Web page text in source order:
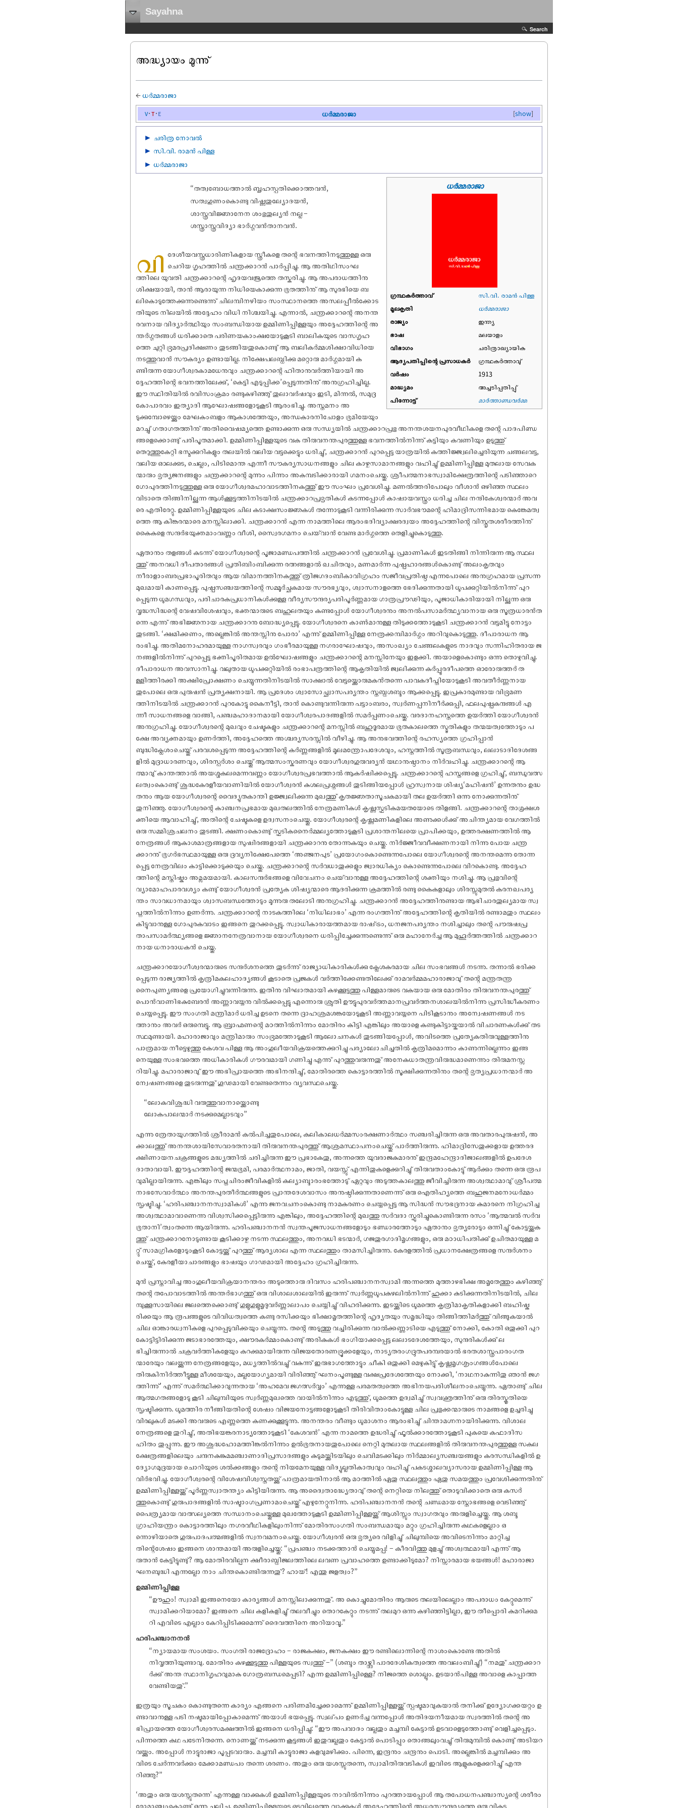
Sayahna
Search
അദ്ധ്യായം മൂന്നു്
←ധർമ്മരാജാ
[show]
v t e ധർമ്മരാജാ
► ചരിത്ര നോവൽ
► സി.വി. രാമൻ പിള്ള
► ധർമ്മരാജാ
ധർമ്മരാജാ
ഗ്രന്ഥകർത്താവ്
സി.വി. രാമൻ പിള്ള
മൂലകൃതി
ധർമ്മരാജാ
രാജ്യം
ഇന്ത്യ
ഭാഷ
മലയാളം
വിഭാഗം
ചരിത്രാഖ്യായിക
ആദ്യപതിപ്പിന്റെ പ്രസാധകര്‍
ഗ്രന്ഥകർത്താവു്
വര്‍ഷം
1913
മാദ്ധ്യമം
അച്ചടിപ്പതിപ്പു്
പിന്നോട്ട്
മാർത്താണ്ഡവർമ്മ
“തത്വബോധത്താൽ ബൃഹസ്പതിക്കൊത്തവൻ,
സത്വഗുണംകൊണ്ടു വിഷ്ണുതുല്യോദയൻ,
ശാസ്ത്രവിജ്ഞാനേന ശംഭുതുല്യൻ നല്ല –
ശസ്ത്രാസ്ത്രവിദ്യാ ഭാർഗ്ഗവൻതാനവൻ.
വി ദേശീയവസ്ത്രധാരിണികളായ സ്ത്രീകളെ തന്റെ ഭവനത്തിനടുത്തുള്ള ഒരു
ചെറിയ ഗൃഹത്തിൽ ചന്ത്രക്കാറൻ പാർപ്പിച്ചു. ആ അതിഥിസംഘ
ത്തിലെ യുവതി ചന്ത്രക്കാറന്റെ ഹൃദയവജ്രത്തെ തസ്കരിച്ചു. ആ അപരാധത്തിനു
ശിക്ഷയായി, താൻ ആരായുന്ന നിധിയെകാക്കുന്ന ഭൂതത്തിനു് ആ സുരഭിയെ ബ
ലികൊടുത്തേക്കുന്നുണ്ടെന്നു് ചിലമ്പിനഴിയം സംസ്ഥാനത്തെ അസലപ്പീൽക്കോട
തിയുടെ നിലയിൽ അദ്ദേഹം വിധി നിശ്ചയിച്ചു. എന്നാൽ, ചന്ത്രക്കാറന്റെ അനന്ത
രവനായ വിദ്യാർത്ഥിയും സംബന്ധിയായ ഉമ്മിണിപ്പിള്ളയും അദ്ദേഹത്തിന്റെ അ
ന്തർഗ്ഗതങ്ങൾ ധരിക്കാതെ പരിണയകാംക്ഷയോടുകൂടി ബാലികയുടെ വാസഗൃഹ
ത്തെ ചുറ്റി ഭ്രമരപ്രദിക്ഷണം തുടങ്ങിയതുകൊണ്ടു് ആ ബലികർമ്മശിക്ഷാവിധിയെ
നടത്തുവാൻ സൗകര്യം ഉണ്ടായില്ല. നിക്ഷേപലബ്ധിക്കു മറ്റൊരു മാർഗ്ഗമായി ക
ണ്ടിരുന്ന യോഗീശ്വരകാമധേനുവും ചന്ത്രക്കാറന്റെ ഹിതാനുവർത്തിയായി അ
ദ്ദേഹത്തിന്റെ ഭവനത്തിലേക്കു്, ‘കെട്ടി എടുപ്പിക്ക’പ്പെടുന്നതിനു് അനുഗ്രഹിച്ചില്ല.
ഈ സ്ഥിതിയിൽ രവിസംക്രമം രണ്ടുകഴിഞ്ഞു് തുലാവർഷവും ഇടി, മിന്നൽ, സമുദ്ര
കോപാരവം ഇത്യാദി ആഘോഷങ്ങളോടുകൂടി ആരംഭിച്ചു. അസ്തമനം അ
ടുക്കുമ്പോഴെയ്ക്കും മേഘകംബളം ആകാശത്തേയും, അന്ധകാരനിചോളം ഭൂമിയേയും
മറച്ചു് ഗതാഗതത്തിനു് അതിവൈഷമ്യത്തെ ഉണ്ടാക്കുന്ന ഒരു സന്ധ്യയിൽ ചന്ത്രക്കാറപ്രഭു അനന്തശയനപുരവീഥികളെ തന്റെ പാദപിണ്ഡ
ങ്ങളെക്കൊണ്ടു് പരിപൂതമാക്കി. ഉമ്മിണിപ്പിള്ളയുടെ വക തിരുവനന്തപുരത്തുള്ള ഭവനത്തിൽനിന്നു് കട്ടിയും കവണിയും ഉടുത്തു്
തെറുത്തുകേറ്റി ഭസ്മക്കുറികളും തലയിൽ വലിയ വട്ടക്കെട്ടും ധരിച്ചു്, ചന്ത്രക്കാറൻ പുറപ്പെട്ട യാത്രയിൽ കത്തിജ്ജ്വലിച്ചെരിയുന്ന ചങ്ങലവട്ട,
വലിയ ഓലക്കുട, ചെല്ലം, പിടിമൊന്ത എന്നീ സൗകര്യസാധനങ്ങളും ചില കാഴ്ചസാമാനങ്ങളും വഹിച്ചു് ഉമ്മിണിപ്പിള്ള മുതലായ സേവക
ന്മാരും ഭൃത്യജനങ്ങളും ചന്ത്രക്കാറന്റെ മുന്നും പിന്നും അകമ്പടിക്കാരായി ഗമനംചെയ്തു. ശ്രീപത്മനാഭസ്വാമിക്ഷേത്രത്തിന്റെ പടിഞ്ഞാറെ
ഗോപുരത്തിനടുത്തുള്ള ഒരു യോഗീശ്വരമഹാവാടത്തിനകത്തു് ഈ സംഘം പ്രവേശിച്ചു. മണൽത്തരിപോലും വീശാൻ ഒഴിഞ്ഞ സ്ഥലം
വിടാതെ തിങ്ങിനില്ക്കുന്ന ആൾക്കൂട്ടത്തിനിടയിൽ ചന്ത്രക്കാറപ്രഭൃതികൾ കടന്നപ്പോൾ കാഷായവസ്ത്രം ധരിച്ച ചില നന്ദികേശ്വരന്മാർ അവ
രെ എതിരേറ്റു. ഉമ്മിണിപ്പിള്ളയുടെ ചില കടാക്ഷസംജ്ഞകൾ തന്നോടുകൂടി വന്നിരിക്കുന്ന സാർവഭൗമന്റെ ഹിമാദ്രിസന്നിഭമായ കെങ്കേമത്വ
ത്തെ ആ കിങ്കരന്മാരെ മനസ്സിലാക്കി. ചന്ത്രക്കാറൻ എന്ന നാമത്തിലെ ആരംഭദിവ്യാക്ഷരദ്വയം അദ്ദേഹത്തിന്റെ വിസ്തൃതശരീരത്തിനു്
കൈകളെ സന്ദർഭയുക്തമാംവണ്ണം വീശി, സ്വൈരഗമനം ചെയ്‌വാൻ വേണ്ട മാർഗ്ഗത്തെ തെളിച്ചുകൊടുത്തു.
ഏതാനും തളങ്ങൾ കടന്നു് യോഗീശ്വരന്റെ പൂജാമണ്ഡപത്തിൽ ചന്ത്രക്കാറൻ പ്രവേശിച്ചു. പ്രമാണികൾ ഇടതിങ്ങി നിന്നിരുന്ന ആ സ്ഥല
ത്തു് അനവധി ദീപതാരങ്ങൾ പ്രതിബിംബിക്കുന്ന രത്നങ്ങളാൽ ഖചിതവും, മണമാർന്ന പുഷ്പഹാരങ്ങൾകൊണ്ടു് അലംകൃതവും
നീരാളാംബരപ്രഭാപൂരിതവും ആയ വിമാനത്തിനകത്തു് ത്രിജഗദംബികാവിഗ്രഹം സജീവപ്രതിഷ്ഠ എന്നപോലെ അനുഗ്രഹമായ പ്രസന്ന
മുഖമായി കാണപ്പെട്ടു. പുഷ്പസഞ്ചയത്തിന്റെ സമ്മൂർച്ഛകമായ സൗരഭ്യവും, ശ്വാസനാളത്തെ ഭേദിക്കുന്നതായി ധൂപക്കുറ്റിയിൽനിന്നു് പുറ
പ്പെടുന്ന ധൂമഗന്ധവും, പരിചാരകപ്രധാനികൾക്കുള്ള വീര്യസൗന്ദര്യപരിപൂർണ്ണമായ ഗാത്രപ്രൗഢിയും, പൂജാധികാരിയായി നില്ക്കുന്ന ഒരു
വൃദ്ധസിദ്ധന്റെ വേഷവിശേഷവും, ഭക്തന്മാരുടെ ബഹുലതയും കണ്ടപ്പോൾ യോഗീശ്വരനും അനൽപസാമർത്ഥ്യവാനായ ഒരു സൂത്രധാരൻത
ന്നെ എന്നു് അഭിജ്ഞനായ ചന്ത്രക്കാറനു ബോദ്ധ്യപ്പെട്ടു. യോഗീശ്വരനെ കാൺമാനുള്ള തിടുക്കത്തോടുകൂടി ചന്ത്രക്കാറൻ വട്ടമിട്ടു നോട്ടം
തുടങ്ങി. ‘ക്ഷമിക്കണം, അല്ലെങ്കിൽ അന്തസ്സിനു പോരാ’ എന്നു് ഉമ്മിണിപ്പിള്ള നേത്രക്കമ്പിമാർഗ്ഗം അറിവുകൊടുത്തു. ദീപാരാധന ആ
രംഭിച്ചു. അതിമനോഹരമായുള്ള നാഗസ്വരവും ഗംഭീരമായുള്ള നഗരാഘോഷവും, അസംഖ്യം ചേങ്ങലകളുടെ നാദവും സന്നിഹിതരായ ജ
നങ്ങളിൽനിന്നു് പുറപ്പെട്ട ഭക്തിപൂരിതമായ ഉൽഘോഷങ്ങളും ചന്ത്രക്കാറന്റെ മനസ്സിനേയും ഇളക്കി. അയാളെകൊണ്ടും ഒന്നു തൊഴുവിച്ചു.
ദീപാരാധന അവസാനിച്ചു. വലുതായ ധൂപക്കുറ്റിയിൽ രംഭാപത്രത്തിന്റെ ആകൃതിയിൽ ജ്വലിക്കുന്ന കർപ്പൂരദീപത്തെ ഓരോരുത്തർ ത
ള്ളിത്തിരക്കി അക്ഷിപ്രോക്ഷണം ചെയ്യുന്നതിനിടയിൽ സാക്ഷാൽ വേട്ടയ്ക്കൊരുമകൻതന്നെ പാവകദീപ്തിയോടുകൂടി അവതീർണ്ണനായ
തുപോലെ ഒരു പുരുഷൻ പ്രത്യക്ഷനായി. ആ പ്രദേശം ശ്വാസോച്ഛ്വാസപര്യന്തം സ്തബ്ധശബ്ദം ആക്കപ്പെട്ടു. ഇപ്രകാരമുണ്ടായ വിഭ്രമണ
ത്തിനിടയിൽ ചന്ത്രക്കാറൻ പുറകോട്ടു കൈനീട്ടി, താൻ കൊണ്ടുവന്നിരുന്ന പട്ടാംബരം, സ്വർണപ്പനിനീർക്കുപ്പി, ഫലപുഷ്പകന്ദങ്ങൾ എ
ന്നീ സാധനങ്ങളെ വാങ്ങി, പഞ്ചമഹാദാനമായി യോഗീശ്വരപാദങ്ങളിൽ സമർപ്പണംചെയ്തു. വരദാനഹസ്തത്തെ ഉയർത്തി യോഗീശ്വരൻ
അനുഗ്രഹിച്ചു. യോഗീശ്വരന്റെ മുഖവും ചേഷ്ടകളും ചന്ത്രക്കാറന്റെ മനസ്സിൽ ബഹുദൂരമായ ഭൂതകാലത്തെ സ്മൃതികളും തന്മയത്വത്തോടും പ
ക്ഷേ അവ്യക്തമായും ഉണർത്തി, അദ്ദേഹത്തെ അശ്ചര്യസരസ്സിൽ വീഴിച്ചു. ആ അനുഭവത്തിന്റെ രഹസ്യത്തെ ഗ്രഹിപ്പാൻ
ബുദ്ധിക്ലേശംചെയ്തു് പരവശപ്പെടുന്ന അദ്ദേഹത്തിന്റെ കർണ്ണങ്ങളിൽ മൂലമന്ത്രോപദേശവും, ഹസ്തത്തിൽ സൂത്രബന്ധവും, ലലാടാദിദേശങ്ങ
ളിൽ മുദ്രാധാരണവും, ശിരസ്പർശം ചെയ്തു് ആത്മസംസ്കരണവും യോഗീശ്വരഗുരുവര്യൻ യഥാനുഷ്ഠാനം നിർവഹിച്ചു. ചന്ത്രക്കാറന്റെ ആ
ത്മാവു് കാന്തത്താൽ അയശ്ശകലമെന്നവണ്ണം യോഗീശ്വരപ്രഭവത്താൽ ആകർഷിക്കപ്പെട്ടു. ചന്ത്രക്കാറന്റെ ഹസ്തങ്ങളെ ഗ്രഹിച്ചു്, ബന്ധുവത്സ
ലത്വംകൊണ്ടു് ശുദ്ധകേരളീയവാണിയിൽ യോഗീശ്വരൻ കുശലപ്രശ്നങ്ങൾ തുടിങ്ങിയപ്പോൾ ഹ്രസ്വനായ ശിഷ്യ‘മഹിഷൻ’ ഉന്നതനും ഉദ്ധ
തനും ആയ യോഗീശ്വരന്റെ വൈദ്യുതകാന്തി ഉജ്ജ്വലിക്കുന്ന മുഖത്തു് കൃതജ്ഞതാസൂചകമായി തല ഉയർത്തി ഒന്നു നോക്കുന്നതിനു്
തുനിഞ്ഞു. യോഗീശ്വരന്റെ കാഞ്ചനപ്രഭമായ മുഖതലത്തിൽ നേത്രമണികൾ കൃഷ്ണസ്ഫടികമയതയോടെ തിളങ്ങി. ചന്ത്രക്കാറന്റെ താമ്രക്ഷശ
ക്തിയെ ആവാഹിച്ചു്, അതിന്റെ ചേഷ്ടകളെ ഉദ്വസനംചെയ്തു. യോഗീശ്വരന്റെ കൃഷ്ണമണികളിലെ അണുക്കൾക്കു് അചിന്ത്യമായ വേഗത്തിൽ
ഒരു സമ്മിശ്രചലനം തുടങ്ങി. ക്ഷണംകൊണ്ടു് സ്ഫടികനൈർമ്മല്യത്തോടുകൂടി പ്രശാന്തനിലയെ പ്രാപിക്കയും, ഉത്തരക്ഷണത്തിൽ ആ
നേത്രങ്ങൾ ആകാശമാത്രങ്ങളായ സുഷിരങ്ങളായി ചന്ത്രക്കാറനു തോന്നുകയും ചെയ്തു. നിർജ്ജീവവീക്ഷണനായി നിന്നു പോയ ചന്ത്ര
ക്കാറനു് ഭൂഗർഭസ്ഥമായുള്ള ഒരു ദ്രവ്യനിക്ഷേപേത്തെ ‘അഞ്ജനപുട’ പ്രയോഗംകൊണ്ടെന്നപോലെ യോഗീശ്വരന്റെ അനന്തമെന്നു തോന്ന
പ്പെട്ട നേത്രവിലം കാട്ടിക്കൊടുക്കയും ചെയ്തു. ചന്ത്രക്കാറന്റെ സർവധാതുക്കളും ജ്വാരധിക്യം കൊണ്ടെന്നപോലെ വിറകൊണ്ടു. അദ്ദേഹ
ത്തിന്റെ മസ്തിഷ്കം അമ്ലമയമായി. കാലസന്ദർഭങ്ങളെ വിവേചനം ചെയ്‌വാനുള്ള അദ്ദേഹത്തിന്റെ ശക്തിയും നശിച്ചു. ആ പ്രഭുവിന്റെ
വ്യാമോഹപാരവശ്യം കണ്ടു് യോഗീശ്വരൻ പ്രത്യേക ശിഷ്യന്മാരെ ആദരിക്കുന്ന ക്രമത്തിൽ രണ്ടു കൈകളാലും ശിരസ്സുമുതൽ കരനഖപര്യ
ന്തം സാവധാനമായും ശ്വാസബന്ധത്തോടും മൂന്നുരു തലോടി അനുഗ്രഹിച്ചു. ചന്ത്രക്കാറൻ അദ്ദേഹത്തിനുണ്ടായ ആഭിചാരതുല്യമായ സ്വ
പ്നത്തിൽനിന്നും ഉണർന്നു. ചന്ത്രക്കാറന്റെ നാടകത്തിലെ ‘നിധിലാഭം’ എന്ന രംഗത്തിനു് അദ്ദേഹത്തിന്റെ കൃതിയിൽ രണ്ടാമതും സ്ഥലം
കിട്ടുവാനുള്ള ഗോപുരകവാടം ഇങ്ങനെ തുറക്കപ്പെട്ടു. സ്വാധികാരായത്തമായ രാഷ്ട്രം, ധനജനപര്യന്തം നശിച്ചാലും തന്റെ പൗരുഷപ്ര
താപസാമർത്ഥ്യങ്ങളെ ജ്ഞാനനേത്രവാനായ യോഗീശ്വരനെ ധരിപ്പിച്ചേക്കുന്നുണ്ടെന്നു് ഒരു മഹാനേർച്ച ആ മുഹൂർത്തത്തിൽ ചന്ത്രക്കാറ
നായ ധനാരാധകൻ ചെയ്തു.
ചന്ത്രക്കാറയോഗീശ്വരന്മാരുടെ സന്ദർശനത്തെ തുടർന്നു് രാജ്യാധികാരികൾക്കു ക്ലേശകരമായ ചില സംഭവങ്ങൾ നടന്നു. തന്നാൽ ഭരിക്ക
പ്പെടുന്ന രാജ്യത്തിൽ കൃത്രിമകലഹാദ്യങ്ങൾ കൂടാതെ പ്രജകൾ വർത്തിക്കേണ്ടതിലേക്കു് രാമവർമ്മമഹാരാജാവു് തന്റെ മന്ത്രതന്ത്ര
നൈപുണ്യങ്ങളെ പ്രയോഗിച്ചുവന്നിരുന്നു. ഇതിനു വിഘാതമായി കഴക്കൂട്ടത്തു പിള്ളമാരുടെ വകയായ ഒരു മോതിരം തിരുവനന്തപുരത്തു്
പൊൻവാണിഭകുബേരൻ അണ്ണാവയ്യനു വിൽക്കപ്പെട്ടു എന്നൊരു ശ്രുതി ഊട്ടുപുരവർത്തമാനപ്രവർത്തനശാലയിൽനിന്നു പ്രസിദ്ധീകരണം
ചെയ്യപ്പെട്ടു. ഈ സംഗതി മന്ത്രിമാർ ധരിച്ച ഉടനെ തന്നെ ദ്രാഹശ്രമശങ്കയോടുകൂടി അണ്ണാവയ്യനെ പിടികൂടാനും അന്വേഷണങ്ങൾ നട
ത്താനും അവർ ഒരുമ്പെട്ടു. ആ ബ്രാഹ്മണന്റെ മഠത്തിൽനിന്നും മോതിരം കിട്ടി എങ്കിലും അയാളെ കണ്ടുകിട്ടായ്കയാൽ വിചാരണകൾക്കു് തട
സ്ഥമുണ്ടായി. മഹാരാജാവും മന്ത്രിമാരും സംഭ്രമത്തോടുകൂടി ആലോചനകൾ തുടങ്ങിയപ്പോൾ, അവിടത്തെ പ്രത്യേകതിരുവുള്ളത്തിനു
പാത്രമായ നീട്ടെഴുത്തു കേശവ പിള്ള ആ അംഗുലീയവിക്രയത്തെക്കുറിച്ചു പര്യാലോചിച്ചതിൽ കൃത്രിമമൊന്നും കാണുന്നില്ലെന്നും ഇങ്ങ
നെയുള്ള സംഭവത്തെ അധികാരികൾ ഗൗരവമായി ഗണിച്ചു എന്നു് പുറത്തുവരുന്നതു് അനേകധാതന്ത്രവിരുദ്ധമാണെന്നും തിരുമനസ്സ
റിയിച്ചു. മഹാരാജാവു് ഈ അഭിപ്രായത്തെ അഭിനന്ദിച്ചു്, മോതിരത്തെ കൊട്ടാരത്തിൽ സൂക്ഷിക്കുന്നതിനും തന്റെ ഭൃത്യപ്രധാനന്മാർ അ
ന്വേഷണങ്ങളെ തുടരുന്നതു് ഗൂഢമായി വേണ്ടതെന്നും വ്യവസ്ഥചെയ്തു.
“ലോകവിശുദ്ധി വരുത്തുവാനായ്ക്കൊണ്ടു
ലോകപാലന്മാർ നടക്കുമെല്ലാടവും”
എന്നു ത്രേതായുഗത്തിൽ ശ്രീരാമൻ കൽപിച്ചതുപോലെ, കലികാലധർമ്മസംരക്ഷണാർത്ഥം സഞ്ചരിച്ചിരുന്ന ഒരു അവതാരപുരുഷൻ, അ
ക്കാലത്തു് അനന്തശായിസേവാരതനായി തിരുവനന്തപുരത്തു് ആശ്രമസ്ഥാപനംചെയ്തു് പാർത്തിരുന്നു. ഹിമാദ്രിസേതുക്കളായ ഉത്തരദ
ക്ഷിണായനചക്രങ്ങളുടെ മദ്ധ്യത്തിൽ ചരിച്ചിരുന്ന ഈ പ്രഭാകേതു, അന്നത്തെ യുവരാജകുമാരനു് ഇന്ദ്രമഹേന്ദ്രാദിജാലങ്ങളിൽ ഉപദേശ
ദാതാവായി. ഈദ്ദഹത്തിന്റെ ജന്മഭൂമി, പരമാർത്ഥനാമം, ജാതി, വയസ്സു് എന്നിതുകളെക്കുറിച്ചു് തിരുവതാംകോട്ടു് ആർക്കും തന്നെ ഒരു രൂപ
വുമില്ലായിരുന്നു. എങ്കിലും സപ്തചിരംജീവികളിൽ കല്യാബ്ദാരംഭത്തോടു് ഏറ്റവും അടുത്തകാലത്തു ജീവിച്ചിരുന്ന അശ്വത്ഥാമാവു് ശ്രീപത്മ
നാഭസേവാർത്ഥം അനന്തപുരതീർത്ഥങ്ങളുടെ പ്രാന്തദേശവാസം അനുഷ്ഠിക്കുന്നതാണെന്നു് ഒരു ഐതിഹ്യത്തെ ബഹുജനമനോധർമ്മം
സൃഷ്ടിച്ചു. ‘ഹരിപഞ്ചാനനസ്വാമികൾ’ എന്നു ജനവചനംകൊണ്ടു നാമകരണം ചെയ്യപ്പെട്ട ആ സിദ്ധൻ സൗഭദ്രനായ കുമാരനെ നിഗ്രഹിച്ച
അശ്വത്ഥാമാവാണെന്നു വിശ്വസിക്കപ്പെട്ടിരുന്നു എങ്കിലും, അദ്ദേഹത്തിന്റെ മുഖത്തു സർവദാ സ്ഫുരിച്ചുകൊണ്ടിരുന്ന രസം ‘ആത്മവൽ സർവ
ഭൂതാനി’ത്വംതന്നെ ആയിരുന്നു. ഹരിപഞ്ചാനനൻ സ്വന്തപൂജസാധനങ്ങളോടും ഭണ്ഡാരത്തോടും ഏതാനും ഭൃത്യരോടും ഒന്നിച്ചു് കോട്ടയ്ക്കക
ത്തു് ചന്ത്രക്കാറനോടുണ്ടായ കൂടിക്കാഴ്ച നടന്ന സ്ഥലത്തും, അനവധി ഭടന്മാർ, ഗജതുരഗാദിമൃഗങ്ങളും, ഒരു മഠാധിപതിക്കു് ഉചിതമായുള്ള മ
റ്റു് സാമഗ്രികളോടുംകൂടി കോട്ടയ്ക്കു് പുറത്തു് ആര്യശാല എന്ന സ്ഥലത്തും താമസിച്ചിരുന്നു. കേരളത്തിൽ പ്രധാനക്ഷേത്രങ്ങളെ സന്ദർശനം
ചെയ്തു്, കേരളീയാചാരങ്ങളും ഭാഷയും ഗാഢമായി അദ്ദേഹം ഗ്രഹിച്ചിരുന്നു.
മുൻ പ്രസ്താവിച്ച അംഗുലീയവിക്രയാനന്തരം അടുത്തൊരു ദിവസം ഹരിപഞ്ചാനനസ്വാമി അന്നത്തെ മുത്താഴഭിക്ഷ അമൃതേത്തും കഴിഞ്ഞു്
തന്റെ തപോവാടത്തിൽ അന്തർഭാഗത്തു് ഒരു വിശാലശാലയിൽ ഇരുന്നു് സ്വർണ്ണധൂപകുഴലിൽനിന്നു് ഹുക്കാ കുടിക്കുന്നതിനിടയിൽ, ചില
മ്പുക്കൂസായിലെ ജലത്തെക്കൊണ്ടു് ഗുളുഗുളുമൃദുവർണ്ണാലാപം ചെയ്യിച്ചു് വിഹരിക്കുന്നു. ഇടയ്ക്കിടെ ധൂമത്തെ കൃത്രിമാകൃതികളാക്കി ബഹിഷ്ക
രിക്കയും ആ രൂപങ്ങളുടെ വിവിധത്വത്തെ കണ്ടു രസിക്കയും ഭിക്ഷാമൃതത്തിന്റെ ഹൃദ്യതയും സമൃദ്ധിയും തിങ്ങിത്തിമർത്തു് വിങ്ങുകയാൽ
ചില ഓങ്കാരധ്വനികളെ പുറപ്പെടുവിക്കയും ചെയ്യുന്നു. തന്റെ അടുത്തു വച്ചിരിക്കുന്ന വാൽക്കണ്ണാടിയെ എടുത്തു് നോക്കി, കോതി ഒതുക്കി പുറ
കോട്ടിട്ടിരിക്കുന്ന ജടാഭാരത്തേയും, ക്ഷൗരകർമ്മംകൊണ്ടു് അരികുകൾ ഭംഗിയാക്കപ്പെട്ട ലലാടദേശത്തേയും, സുന്ദരികൾക്കു് ല
ഭിച്ചിരുന്നാൽ ചക്രവർത്തികളേയും കറക്കുമായിരുന്ന വിജയതോരണഭ്രൂക്കളേയും, നാട്യതരംഗദ്രുതപരമ്പരയാൽ ഭരതശാസ്ത്രപാരംഗത
ന്മാരേയും വലയ്ക്കുന്ന നേത്രങ്ങളേയും, മധ്യത്തിൽവച്ചു് വകുന്നു് ഇരുഭാഗത്തോട്ടും ചീകി ഒതുക്കി മെഴുകിട്ടു് കൃഷ്ണമൃഗശൃംഗങ്ങൾപോലെ
തിരുകിനിർത്തീട്ടുള്ള മീശയേയും, മല്ലയോഗ്യമായി വിരിഞ്ഞു് ഘനംപൂണ്ടുള്ള വക്ഷപ്രദേശത്തേയും നോക്കി, ‘നാഥനാകുന്നിതു ഞാൻ ജഗ
ത്തിന്നു്’ എന്നു് സമർത്ഥിക്കാവുന്നതായ ‘അഹമേവ ജഗത്സർവ്വം’ എന്നുള്ള പരമതത്വത്തെ അഭിനയപരിശീലനംചെയ്യുന്നു. ഏതാണ്ടു് ചില
ആത്മഗതങ്ങളോടു കൂടി ചിലുമ്പിയുടെ സ്വർണ്ണമുഖത്തെ വായിൽനിന്നും എടുത്തു്, ധൂമത്തെ ഉദ്വമിച്ചു് സ്വവക്ത്രത്തിനു് ഒരു തിരസ്കൃതിയെ
സൃഷ്ടിക്കുന്നു. ധൂമത്തിര നീങ്ങിയതിന്റെ ശേഷം വിജയനോട്ടങ്ങളോടുകൂടി തിരിവിതാംകോട്ടുള്ള ചില പ്രഭുക്കന്മാരുടെ നാമങ്ങളെ ഉച്ചരിച്ചു
വിരലുകൾ മടക്കി അവരുടെ എണ്ണത്തെ കണക്കുക്കൂട്ടുന്നു. അനന്തരം വീണ്ടും ധൂമാശനം ആരംഭിച്ചു് ചിന്താമഗ്നനായിരിക്കുന്നു. വിശാല
നേത്രങ്ങളെ തുറിച്ചു്, അതിഭയങ്കരനാട്യത്തോടുകൂടി ‘കേശവൻ’ എന്ന നാമത്തെ ഉദ്ധരിച്ചു് ഫൂൽക്കാരത്തോടുകൂടി പുകയെ കഫാദിസ
ഹിതം തുപ്പുന്നു. ഈ അശുദ്ധഹോമത്തിങ്കൽനിന്നും ഉൽഭൂതനായതുപോലെ നെറ്റി മുതലായ സ്ഥലങ്ങളിൽ തിരുവനന്തപുരത്തുള്ള സകല
ക്ഷേത്രങ്ങളിലെയും ചന്ദനകുങ്കുമമഞ്ചാണാദിപ്രസാദങ്ങളും കുടുമയ്ക്കിടയിലും ചെവിമടക്കിലും നിർമ്മാല്യസഞ്ചയങ്ങളും കരസന്ധികളിൽ ഉ
ദ്യോഗമുദ്രയായ ചൊറിയുടെ ശൽക്കങ്ങളും തന്റെ നിയമേനയുള്ള വിദ്യുല്ലതികാത്വവും വഹിച്ചു് പകടശ്ശാലവ്യാസരായ ഉമ്മിണിപ്പിള്ള ആ
വിർഭവിച്ചു. യോഗീശ്വരന്റെ വിശേഷവിശ്വസ്തതയ്ക്കു് പാത്രമായതിനാൽ ആ മഠത്തിൽ ഏതു സ്ഥലത്തും ഏതു സമയത്തും പ്രവേശിക്കുന്നതിനു്
ഉമ്മിണിപ്പിള്ളയ്ക്കു് പൂർണ്ണസ്വാതന്ത്യം കിട്ടിയിരുന്നു. ആ അദ്വൈതാദ്ധ്യേതാവു് തന്റെ നെറ്റിയെ നിലത്തു് തൊടുവിക്കാതെ ഒരു കസർ
ത്തുകൊണ്ടു് ഗുരുപാദങ്ങളിൽ സാഷ്ടാംഗപ്രണാമംചെയ്തു് എഴുനേറ്റുനിന്നു. ഹരിപഞ്ചാനനൻ തന്റെ ചണ്ഡമായ സ്തോഭങ്ങളെ വെടിഞ്ഞു്
പൈത്ര്യമായ വാത്സല്യത്തെ സന്ധാനംചെയ്തുള്ള മുഖത്തോടുകൂടി ഉമ്മിണിപ്പിള്ളയ്ക്കു് ആശിസ്സും സ്വാഗതവും അരുളിച്ചെയ്തു. ആ ശബ്ദ
ഗ്രാഹിയന്ത്രം കൊട്ടാരത്തിലും നഗരവീഥികളിലുംനിന്നു് മോതിരസംഗതി സംബന്ധമായും മറ്റും ഗ്രഹിച്ചിരുന്ന കഥകളെല്ലാം ഒ
ന്നൊഴിയാതെ ഗുരുപാദപത്മങ്ങളിൽ സ്വനവമനംചെയ്തു. യോഗീശ്വരൻ ഒരു ഭൃത്യരെ വിളിച്ചു് ചിലുമ്പിയെ അവിടെനിന്നും മാറ്റിച്ച
തിന്റെശേഷം ഇങ്ങനെ ശാന്തമായി അരുളിച്ചെയ്തു: “പ്രപഞ്ചം നടക്കത്താൻ ചെയ്യുമപ്പ! – കീരവിത്തു മുളച്ചു് അശ്വത്ഥമായി എന്നു് ആ
രുതാൻ കേട്ടിട്ടുണ്ടു്? ആ മോതിരവില്പന ക്ഷീരാബ്ധിജലത്തിലെ ലവണ പ്രവാഹത്തെ ഉണ്ടാക്കിടുമോ? നിസ്സാരമായ ഭയങ്ങൾ! മഹാരാജാ
ഘനബുദ്ധി എന്നല്ലോ നാം ചിന്തകൊണ്ടിരുന്നതു്? ഹായ്! എന്തു ജളത്വം?”
ഉമ്മിണിപ്പിള്ള
“ഊഹും! സ്വാമി ഇങ്ങനെയോ കാര്യങ്ങൾ മനസ്സിലാക്കുന്നതു്. അ കൊച്ചുമോതിരം ആരുടെ തലയിലെല്ലാം അപരാധം കേറ്റുമെന്നു്
സ്വാമിക്കറിയാമോ? ഇങ്ങനെ ചില കളികളിച്ചു് തലവീച്ചും തൊറകേറ്റും നടന്നു് തലമുറ ഒന്നു കഴിഞ്ഞിട്ടില്ലാ, ഈ തീപ്പൊരി കുമറിക്കുമ
റി എവിടെ എല്ലാം കേറിപ്പിടിക്കുമെന്നു് ദൈവത്തിനെ അറിയാവൂ.”
ഹരിപഞ്ചാനനൻ
“ന്യായമായ സംശയം. സംഗതി രാജദ്രോഹം – രാജകക്ഷം, ജനകക്ഷം ഈ രണ്ടിലൊന്നിന്റെ നാശംകൊണ്ടേ അതിൽ
നിവൃത്തിയുണ്ടാവു. മോതിരം കഴക്കൂട്ടത്തു പിള്ളയുടെ സ്വത്തു് –” (ശബ്ദം താഴ്ത്തി പാരദേശികത്വത്തെ അവലംബിച്ചു്) “നമതു് ചന്ത്രക്കാറ
ർക്കു് അന്ത സ്ഥാനിഗൃഹവുമാക ഗോത്രബന്ധമെപ്പടി? എന്ന ഉമ്മിണിപ്പിള്ളെ? നിജത്തെ ശൊല്ലും. ഉടയാൻപിള്ള അവാളെ കാപ്പാത്ത
വേണ്ടിയതു്.”
ഇത്രയും സൂചകം കൊണ്ടുതന്നെ കാര്യം എങ്ങനെ പരിണമിച്ചേക്കാമെന്നു് ഉമ്മിണിപ്പിള്ളയ്ക്കു് സ്പഷ്ടമാവുകയാൽ തനിക്കു് ഉദ്യോഗക്കയറ്റം ഉ
ണ്ടാവാനുള്ള പടി നഷ്ടമായിപ്പോകാമെന്നു് അയാൾ ഭയപ്പെട്ടു. സ്വല്‌പം ഉണർച്ച വന്നപ്പോൾ അതിദയനീയമായ സ്വരത്തിൽ തന്റെ അ
ഭിപ്രായത്തെ യോഗീശ്വരസമക്ഷത്തിൽ ഇങ്ങനെ ധരിപ്പിച്ചു: “ഈ അപവാദം വല്ലതും മച്ചമ്പി കേട്ടാൽ ഉടവാളെടുത്തോണ്ടു് വെളിച്ചപ്പെടും.
പിന്നത്തെ കഥ പടേനിതന്നെ. നൊണയ്ക്കു് നടക്കുന്ന കൂട്ടങ്ങൾ ഇതുവല്ലതും കേട്ടാൽ പൊടിപ്പും തൊങ്ങലുംവച്ചു് തിരുമുമ്പിൽ കൊണ്ടു് അടിയറ
വയ്ക്കും. അപ്പോൾ നാട്ടുരാജാ പൂപ്പടവാരും. മച്ചമ്പി കാട്ടുരാജാ കളവുമഴിക്കും. പിന്നെ, ഇന്ദ്രനും ചന്ദ്രനും പൊടി. അല്ലെങ്കിൽ മച്ചമ്പിക്കും അ
വിടെ ചേർന്നവർക്കും മേക്കാമണ്ഡപം തന്നെ ശരണം. അതും ഒരു യശസ്സുതന്നെ, സ്വാമിതിരുവടികൾ ഇവിടെ ആളുകളെക്കുറിച്ചു് എന്ത
റിഞ്ഞു?”
‘അതും ഒരു യശസ്സുതന്നെ’ എന്നുള്ള വാക്കുകൾ ഉമ്മിണിപ്പിള്ളയുടെ നാവിൽനിന്നും പുറത്തായപ്പോൾ ആ തപോധനപഞ്ചാസ്യന്റെ ശരീരം
രോമാഞ്ചംകൊണ്ടു് ഒന്നു ചലിച്ചു. ഉമ്മിണിപ്പിള്ളയുടെ ഒടുവിലത്തെ വാക്കുകൾ അദ്ദേഹത്തിന്റെ അധരസൗന്ദര്യത്തെ ഒരു വികട